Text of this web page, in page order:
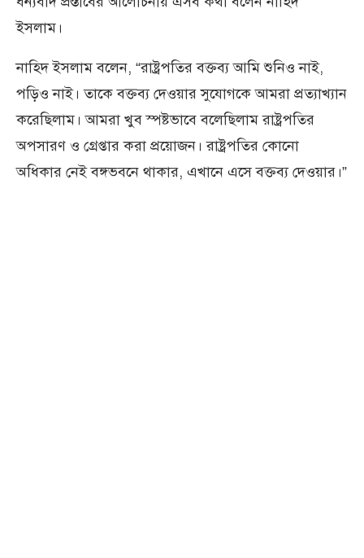
ইসলাম।
নাহিদ ইসলাম বলেন, “রাষ্ট্রপতির বক্তব্য আমি শুনিও নাই,
পড়িও নাই। তাকে বক্তব্য দেওয়ার সুযোগকে আমরা প্রত্যাখ্যান
করেছিলাম। আমরা খুব স্পষ্টভাবে বলেছিলাম রাষ্ট্রপতির
অপসারণ ও গ্রেপ্তার করা প্রয়োজন। রাষ্ট্রপতির কোনো
অধিকার নেই বঙ্গভবনে থাকার, এখানে এসে বক্তব্য দেওয়ার।”